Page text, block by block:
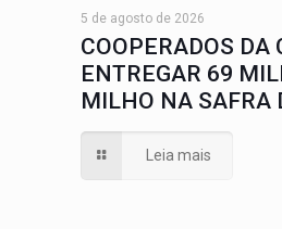
5 de agosto de 2026
COOPERADOS DA
ENTREGAR 69
MILHO NA SAFRA
Leia mais